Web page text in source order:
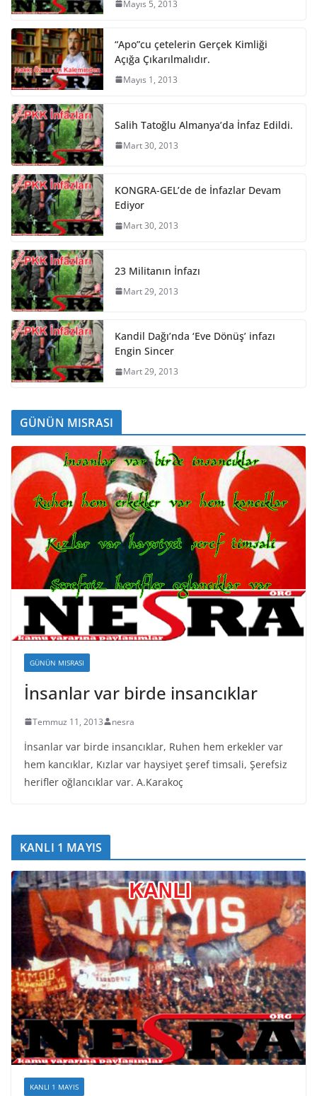
Mayıs 5, 2013
“Apo”cu çetelerin Gerçek Kimliği
Açığa Çıkarılmalıdır.
Mayıs 1, 2013
Salih Tatoğlu Almanya’da İnfaz Edildi.
Mart 30, 2013
KONGRA-GEL’de de İnfazlar Devam
Ediyor
Mart 30, 2013
23 Militanın İnfazı
Mart 29, 2013
Kandil Dağı’nda ‘Eve Dönüş’ infazı
Engin Sincer
Mart 29, 2013
GÜNÜN MISRASI
GÜNÜN MISRASI
İnsanlar var birde insancıklar
Temmuz 11, 2013 nesra
İnsanlar var birde insancıklar, Ruhen hem erkekler var
hem kancıklar, Kızlar var haysiyet şeref timsali, Şerefsiz
herifler oğlancıklar var. A.Karakoç
KANLI 1 MAYIS
KANLI 1 MAYIS